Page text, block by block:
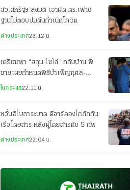
สว.สหรัฐฯ ลงมติ เอาผิด ดร.เฟาชี
ฐานไม่ตอบปมต้นกำเนิดโควิด
ต่างประเทศ23:12 น.
เตรียมพา “ฮลุน โซโล่” กลับบ้าน พี่
ชายเผยกำหนดพิธีบำเพ็ญกุศล-
ฌาปนกิจศพ
ในกระแส22:11 น.
หวั่นอีโบลาระบาด ดีอาร์คองโกกักกัน
เรือโดยสาร หลังผู้โดยสารดับ 5 ศพ
ต่างประเทศ22:04 น.